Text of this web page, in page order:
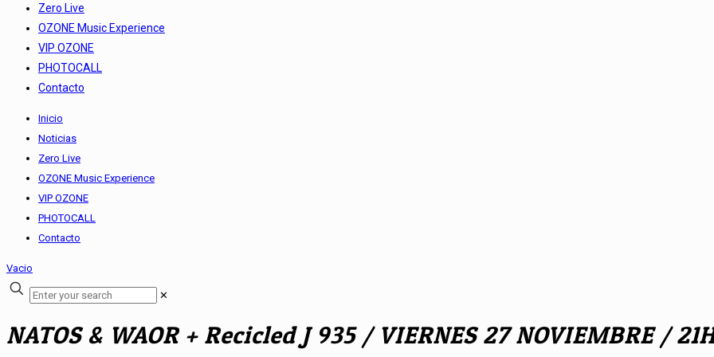
Zero Live
OZONE Music Experience
VIP OZONE
PHOTOCALL
Contacto
Inicio
Noticias
Zero Live
OZONE Music Experience
VIP OZONE
PHOTOCALL
Contacto
Vacio
✕
NATOS & WAOR + Recicled J 935 / VIERNES 27 NOVIEMBRE /